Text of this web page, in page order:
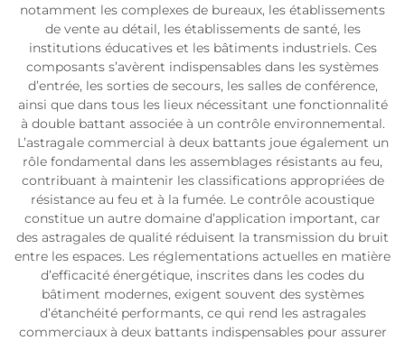
notamment les complexes de bureaux, les établissements
de vente au détail, les établissements de santé, les
institutions éducatives et les bâtiments industriels. Ces
composants s’avèrent indispensables dans les systèmes
d’entrée, les sorties de secours, les salles de conférence,
ainsi que dans tous les lieux nécessitant une fonctionnalité
à double battant associée à un contrôle environnemental.
L’astragale commercial à deux battants joue également un
rôle fondamental dans les assemblages résistants au feu,
contribuant à maintenir les classifications appropriées de
résistance au feu et à la fumée. Le contrôle acoustique
constitue un autre domaine d’application important, car
des astragales de qualité réduisent la transmission du bruit
entre les espaces. Les réglementations actuelles en matière
d’efficacité énergétique, inscrites dans les codes du
bâtiment modernes, exigent souvent des systèmes
d’étanchéité performants, ce qui rend les astragales
commerciaux à deux battants indispensables pour assurer